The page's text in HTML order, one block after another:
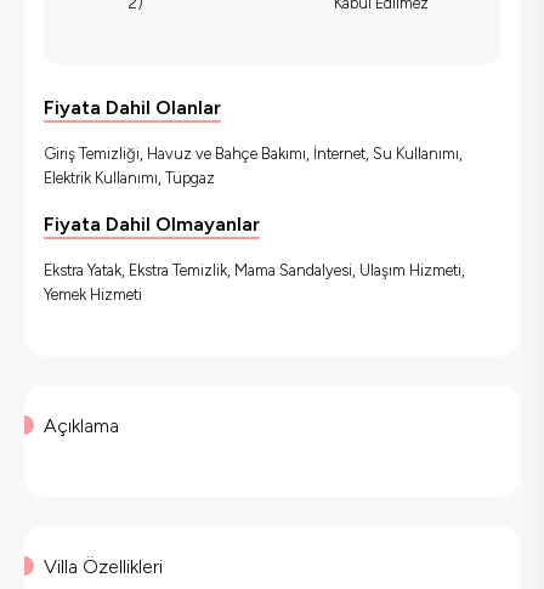
Fiyata Dahil Olanlar
Giriş Temizliği, Havuz ve Bahçe Bakımı, İnternet, Su Kullanımı,
Elektrik Kullanımı, Tüpgaz
Fiyata Dahil Olmayanlar
Ekstra Yatak, Ekstra Temizlik, Mama Sandalyesi, Ulaşım Hizmeti,
Yemek Hizmeti
Açıklama
Villa Özellikleri